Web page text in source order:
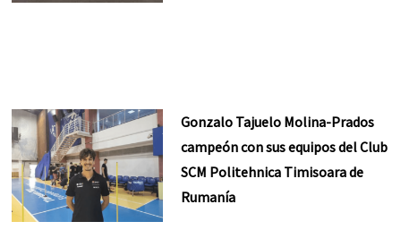
Gonzalo Tajuelo Molina-Prados
campeón con sus equipos del Club
SCM Politehnica Timisoara de
Rumanía